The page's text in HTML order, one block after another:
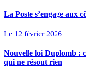
La Poste s’engage aux
Le 12 février 2026
Nouvelle loi Duplomb :
qui ne résout rien